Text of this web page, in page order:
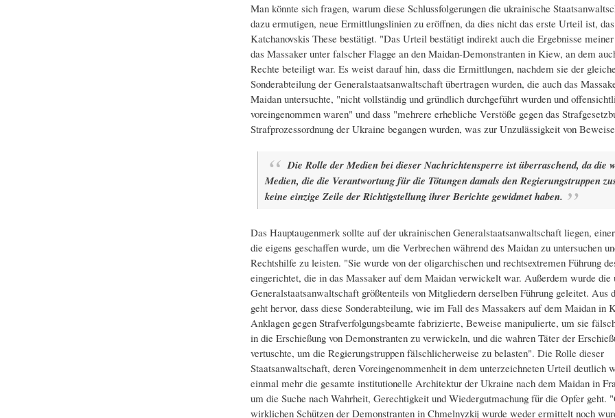
Man könnte sich fragen, warum diese Schlussfolgerungen die ukrainische
dazu ermutigen, neue Ermittlungslinien zu eröffnen, da dies nicht das erste Urteil ist, das
Katchanovskis These bestätigt. "Das Urteil bestätigt indirekt auch die Ergebnisse
das Massaker unter falscher Flagge an den Maidan-Demonstranten in Kiew, an dem
Rechte beteiligt war. Es weist darauf hin, dass die Ermittlungen, nachdem sie der
Sonderabteilung der Generalstaatsanwaltschaft übertragen wurden, die auch das
Maidan untersuchte, "nicht vollständig und gründlich durchgeführt wurden und
voreingenommen waren" und dass "mehrere erhebliche Verstöße gegen das
Strafprozessordnung der Ukraine begangen wurden, was zur Unzulässigkeit von
Die Rolle der Medien bei dieser Nachrichtensperre ist überraschend, da die
Medien, die die Verantwortung für die Tötungen damals den Regierungstruppen
keine einzige Zeile der Richtigstellung ihrer Berichte gewidmet haben.
Das Hauptaugenmerk sollte auf der ukrainischen Generalstaatsanwaltschaft liegen,
die eigens geschaffen wurde, um die Verbrechen während des Maidan zu untersuchen
Rechtshilfe zu leisten. "Sie wurde von der oligarchischen und rechtsextremen Führung
eingerichtet, die in das Massaker auf dem Maidan verwickelt war. Außerdem wurde die
Generalstaatsanwaltschaft größtenteils von Mitgliedern derselben Führung geleitet. Aus
geht hervor, dass diese Sonderabteilung, wie im Fall des Massakers auf dem Maidan in
Anklagen gegen Strafverfolgungsbeamte fabrizierte, Beweise manipulierte, um sie
in die Erschießung von Demonstranten zu verwickeln, und die wahren Täter der
vertuschte, um die Regierungstruppen fälschlicherweise zu belasten". Die Rolle dieser
Staatsanwaltschaft, deren Voreingenommenheit in dem unterzeichneten Urteil deutlich
einmal mehr die gesamte institutionelle Architektur der Ukraine nach dem Maidan in
um die Suche nach Wahrheit, Gerechtigkeit und Wiedergutmachung für die Opfer geht.
wirklichen Schützen der Demonstranten in Chmelnyzkij wurde weder ermittelt noch